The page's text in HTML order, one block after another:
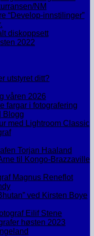
NM
“Develop-innstilinger”
diskoppsett
2022
utstyret ditt?
våren 2026
fargar i fotografering
Blogg
med Lightroom Classic
Torjan Haaland
til Kongo-Brazzaville
Magnus Reneflot
ved Kirsten Boye
Eilif Stene
høsten 2023